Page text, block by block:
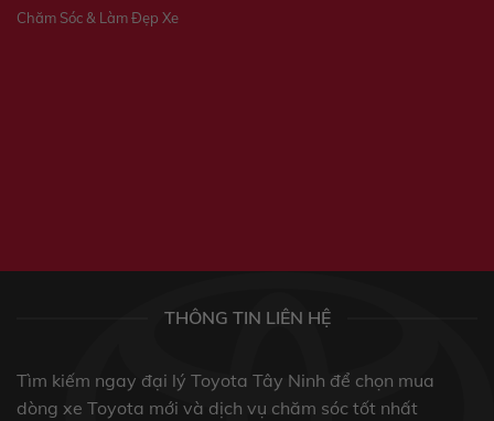
Chăm Sóc & Làm Đẹp Xe
THÔNG TIN LIÊN HỆ
Tìm kiếm ngay đại lý Toyota Tây Ninh để chọn mua
dòng xe Toyota mới và dịch vụ chăm sóc tốt nhất